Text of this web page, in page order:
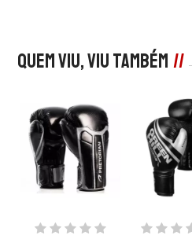
Quem viu, viu também